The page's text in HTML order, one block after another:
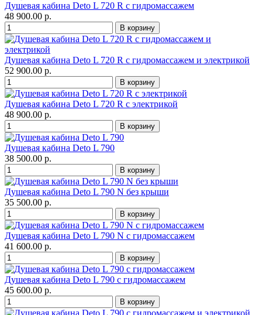
Душевая кабина Deto L 720 R с гидромассажем
48 900.00 р.
Душевая кабина Deto L 720 R с гидромассажем и электрикой
52 900.00 р.
Душевая кабина Deto L 720 R с электрикой
48 900.00 р.
Душевая кабина Deto L 790
38 500.00 р.
Душевая кабина Deto L 790 N без крыши
35 500.00 р.
Душевая кабина Deto L 790 N с гидромассажем
41 600.00 р.
Душевая кабина Deto L 790 с гидромассажем
45 600.00 р.